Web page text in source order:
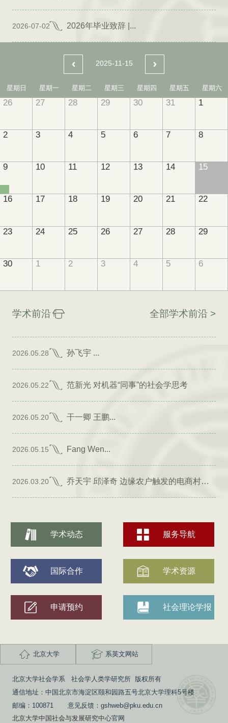
2026-07-02 2026年毕业致辞 |...
2025-11-15
星期日 星期一 星期二 星期三 星期四 星期五 星期六
26 27 28 29 30 31 1
2 3 4 5 6 7 8
9 10 11 12 13 14 15
16 17 18 19 20 21 22
23 24 25 26 27 28 29
30 1 2 3 4 5 6
学术前沿 全部学术前沿 >
2026.05.28 孙飞宇 ...
2026.05.22 范新光 对机器“同事”的社会学思考
2026.05.20 干一卿 王鹏...
2026.05.15 Fang Wen...
2026.03.20 乔天宇 邱泽奇 边缘农户触发的电商村形成
学术动态 服务导航
国际合作 学术资源
申请预约 社会理论学报
北京大学 系英文网站
北京大学社会学系 社会学人类学研究所 版权所有
通信地址：中国北京市海淀区颐和园路五号北京大学理科5号楼
邮编：100871 意见反馈：gshweb@pku.edu.cn
北京大学中国社会与发展研究中心官网